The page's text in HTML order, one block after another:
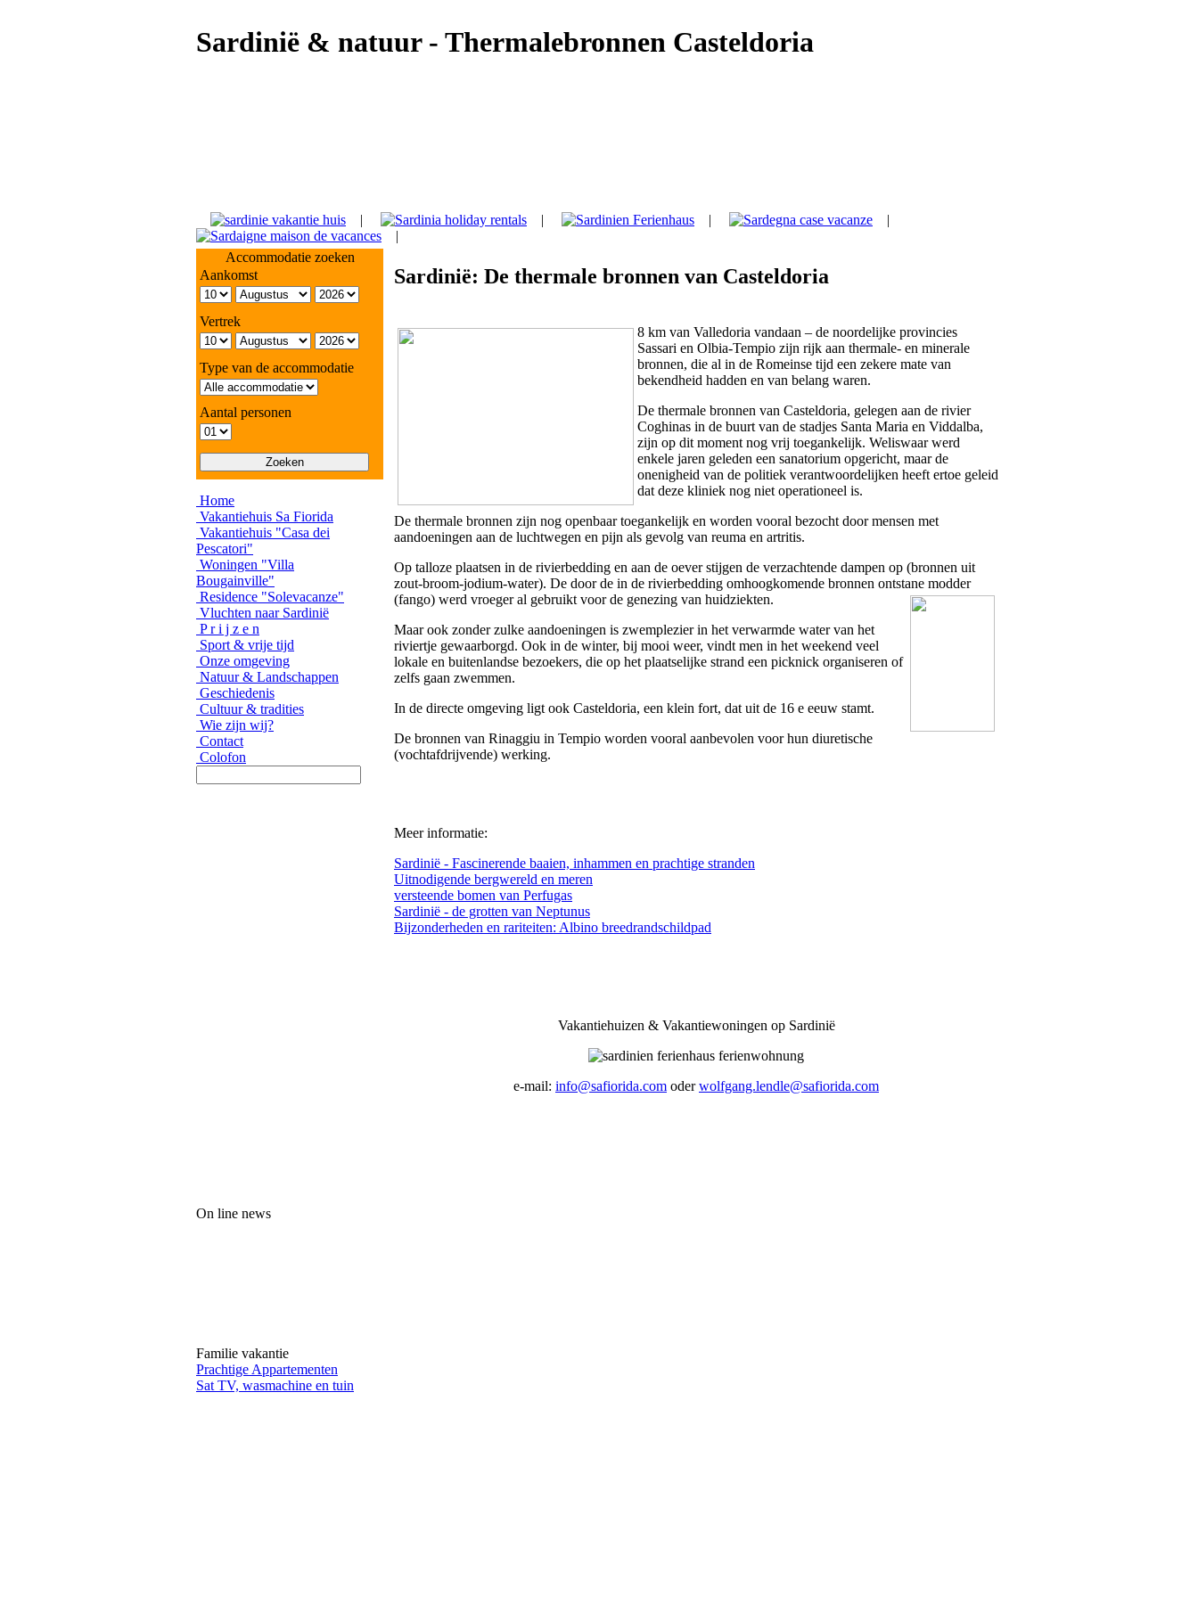
Sardinië & natuur - Thermalebronnen Casteldoria
| | |
|
|
Accommodatie zoeken
Aankomst
Vertrek
Type van de accommodatie
Aantal personen
Home
Vakantiehuis Sa Fiorida
Vakantiehuis "Casa dei
Pescatori"
Woningen "Villa
Bougainville"
Residence "Solevacanze"
Vluchten naar Sardinië
P r i j z e n
Sport & vrije tijd
Onze omgeving
Natuur & Landschappen
Geschiedenis
Cultuur & tradities
Wie zijn wij?
Contact
Colofon
On line news
Familie vakantie
Prachtige Appartementen
Sat TV, wasmachine en tuin
goedkope Prijs
Sardinië: De thermale bronnen van Casteldoria
8 km van Valledoria vandaan – de noordelijke provincies
Sassari en Olbia-Tempio zijn rijk aan thermale- en minerale
bronnen, die al in de Romeinse tijd een zekere mate van
bekendheid hadden en van belang waren.
De thermale bronnen van Casteldoria, gelegen aan de rivier
Coghinas in de buurt van de stadjes Santa Maria en Viddalba,
zijn op dit moment nog vrij toegankelijk. Weliswaar werd
enkele jaren geleden een sanatorium opgericht, maar de
onenigheid van de politiek verantwoordelijken heeft ertoe geleid
dat deze kliniek nog niet operationeel is.
De thermale bronnen zijn nog openbaar toegankelijk en worden vooral bezocht door mensen met
aandoeningen aan de luchtwegen en pijn als gevolg van reuma en artritis.
Op talloze plaatsen in de rivierbedding en aan de oever stijgen de verzachtende dampen op (bronnen uit
zout-broom-jodium-water). De door de in de rivierbedding omhoogkomende bronnen ontstane modder
(fango) werd vroeger al gebruikt voor de genezing van huidziekten.
Maar ook zonder zulke aandoeningen is zwemplezier in het verwarmde water van het
riviertje gewaarborgd. Ook in de winter, bij mooi weer, vindt men in het weekend veel
lokale en buitenlandse bezoekers, die op het plaatselijke strand een picknick organiseren of
zelfs gaan zwemmen.
In de directe omgeving ligt ook Casteldoria, een klein fort, dat uit de 16 e eeuw stamt.
De bronnen van Rinaggiu in Tempio worden vooral aanbevolen voor hun diuretische
(vochtafdrijvende) werking.
Meer informatie:
Sardinië - Fascinerende baaien, inhammen en prachtige stranden
Uitnodigende bergwereld en meren
versteende bomen van Perfugas
Sardinië - de grotten van Neptunus
Bijzonderheden en rariteiten: Albino breedrandschildpad
Vakantiehuizen & Vakantiewoningen op Sardinië
e-mail: info@safiorida.com oder wolfgang.lendle@safiorida.com